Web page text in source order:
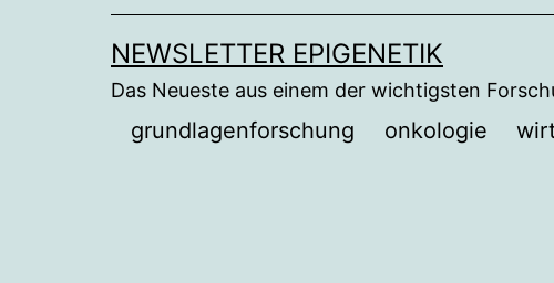
NEWSLETTER EPIGENETIK
Das Neueste aus einem der wichtigsten
grundlagenforschung onkologie